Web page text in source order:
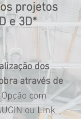
projetos
e 3D*
dos
através de
Opção com
ou Link